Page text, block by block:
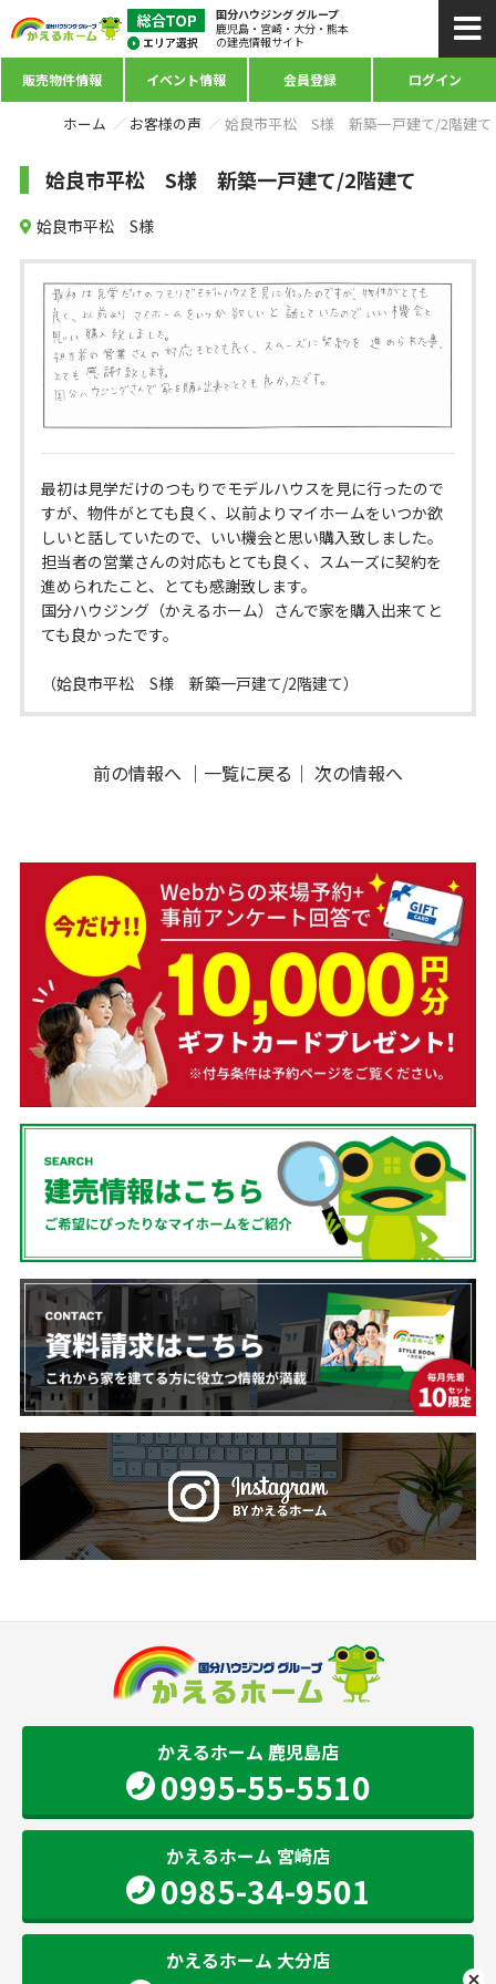
国分ハウジング グループ
鹿児島・宮崎・大分・熊本
の建売情報サイト
販売物件情報 イベント情報 会員登録 ログイン
ホーム お客様の声 姶良市平松 S様 新築一戸建て/2階建て
姶良市平松 S様 新築一戸建て/2階建て
姶良市平松 S様
最初は見学だけのつもりでモデルハウスを見に行ったので
すが、物件がとても良く、以前よりマイホームをいつか欲
しいと話していたので、いい機会と思い購入致しました。
担当者の営業さんの対応もとても良く、スムーズに契約を
進められたこと、とても感謝致します。
国分ハウジング（かえるホーム）さんで家を購入出来てと
ても良かったです。
（姶良市平松 S様 新築一戸建て/2階建て）
前の情報へ ｜ 一覧に戻る ｜ 次の情報へ
かえるホーム 鹿児島店
0995-55-5510
かえるホーム 宮崎店
0985-34-9501
かえるホーム 大分店